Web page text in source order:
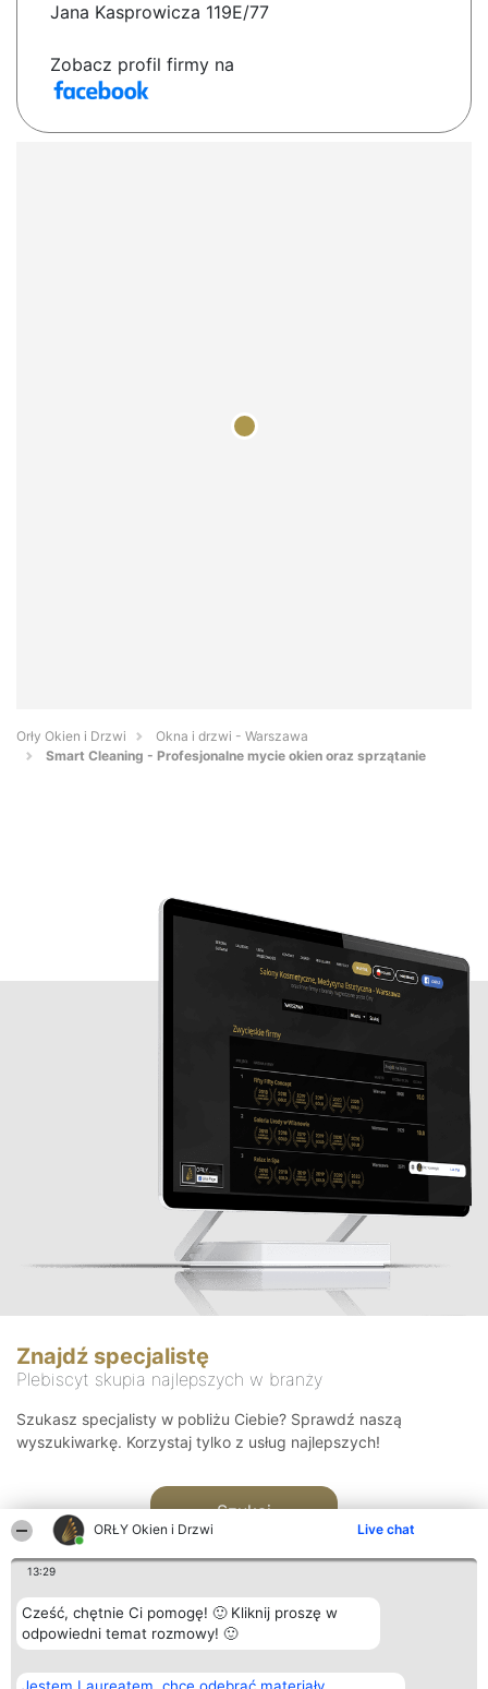
ORŁY Okien i Drzwi Live chat
13:29
Cześć, chętnie Ci pomogę! 🙂 Kliknij proszę w
odpowiedni temat rozmowy! 🙂
Jana Kasprowicza 119E/77
Zobacz profil firmy na
Orły Okien i Drzwi
Okna i drzwi - Warszawa
Smart Cleaning - Profesjonalne mycie okien oraz sprzątanie
Znajdź specjalistę
Plebiscyt skupia najlepszych w branży
Szukasz specjalisty w pobliżu Ciebie? Sprawdź naszą
wyszukiwarkę. Korzystaj tylko z usług najlepszych!
Szukaj
Organizator plebiscytu Plebiscyt Kontakt